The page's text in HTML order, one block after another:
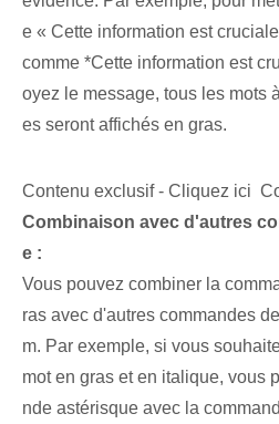
e « Cette information est
comme *Cette information est
oyez le message, tous‍ les mots
es seront affichés en gras.
Contenu exclusif - Cliquez ici
Combinaison avec d'autres
e :
Vous pouvez combiner la
ras avec d'autres commandes
m. Par exemple, si vous
mot en gras⁤ et en italique, vous
nde astérisque avec la